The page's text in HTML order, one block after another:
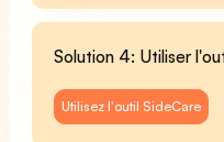
Solution 4: Utiliser
Utilisez l'outil SideCare